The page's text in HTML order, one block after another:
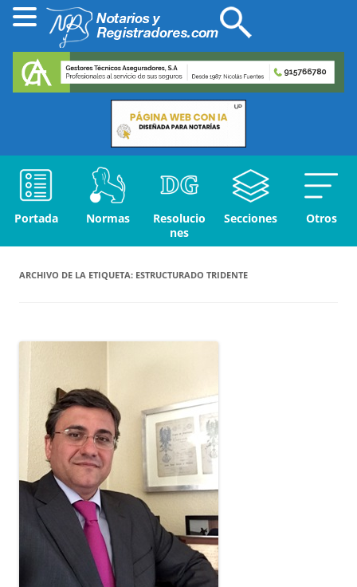
Portada Normas
Resolucio
nes
Secciones Otros
ARCHIVO DE LA ETIQUETA: ESTRUCTURADO TRIDENTE